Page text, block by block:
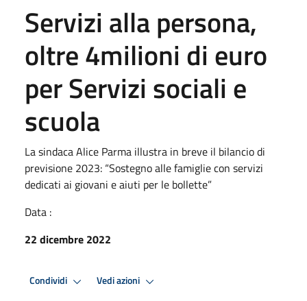
Servizi alla persona,
oltre 4milioni di euro
per Servizi sociali e
scuola
La sindaca Alice Parma illustra in breve il bilancio di
previsione 2023: “Sostegno alle famiglie con servizi
dedicati ai giovani e aiuti per le bollette”
Data :
22 dicembre 2022
Condividi Vedi azioni